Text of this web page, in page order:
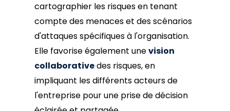
cartographier les risques en tenant
compte des menaces et des scénarios
d'attaques spécifiques à l'organisation.
Elle favorise également unevision
collaborativedes risques, en
impliquant les différents acteurs de
l'entreprise pour une prise de décision